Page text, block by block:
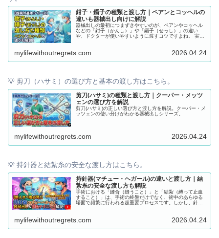
鉗子・鑷子の種類と渡し方｜ペアンとコッヘルの
違いも器械出し向けに解説
器械出しの最初につまずきやすいのが、ペアンやコッヘル
などの「鉗子（かんし）」や「鑷子（せっし）」の違い
や、ドクターが使いやすいように渡すコツですよね。 実
は、新人オペ看が必ず直面する鉗子の基礎知識から、スム
からすぐに使える」知識を徹底解説します。これを読め
mylifewithoutregrets.com 2026.04.24
💡 剪刀（ハサミ）の選び方と基本の渡し方はこちら。
剪刀(ハサミ)の種類と渡し方｜クーパー・メッツ
ェンの選び方を解説
剪刀(ハサミ)の正しい選び方と渡し方を解説。クーパー・メ
ッツェンの使い分けがわかる器械出しシリーズ。
mylifewithoutregrets.com 2026.04.24
💡 持針器と結紮糸の安全な渡し方はこちら。
持針器(マチュー・ヘガール)の違いと渡し方｜結
紮糸の安全な渡し方も解説
手術における「縫合（縫うこと）」と「結紮（縛って止血
すること）」は、手術の終盤だけでなく、術中のあらゆる
場面で頻繁に行われる超重要プロセスです。しかし、針や
ー・ヘガール）の違いや安全な渡し方、結紮糸（糸のみ・
鉗子付き）の扱い方まで、針刺し事故ゼロ＆ドクターがス
ムーズに縫える器械出しの極意を徹底解説します。基本を
mylifewithoutregrets.com 2026.04.24